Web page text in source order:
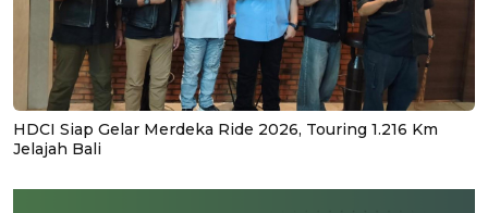
HDCI Siap Gelar Merdeka Ride 2026, Touring 1.216 Km
Jelajah Bali